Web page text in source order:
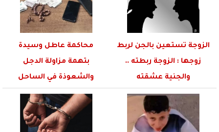
الزوجة تستعين بالجن لربط
زوجها : الزوجة ربطته ..
والجنية عشقته
محاكمة عاطل وسيدة
بتهمة مزاولة الدجل
والشعوذة في الساحل